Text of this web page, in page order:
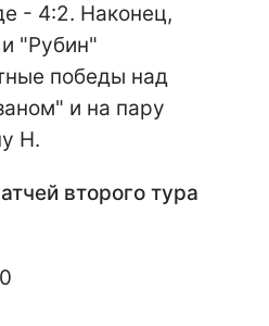
- 4:2. Наконец,
"Рубин"
победы над
и на пару
H.
второго тура